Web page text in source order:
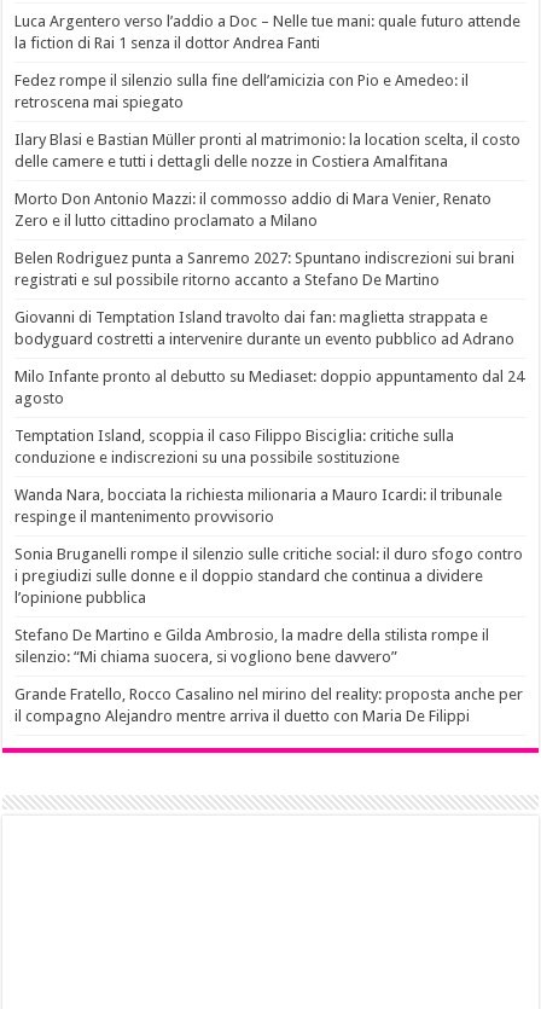
Luca Argentero verso l’addio a Doc – Nelle tue mani: quale futuro attende
la fiction di Rai 1 senza il dottor Andrea Fanti
Fedez rompe il silenzio sulla fine dell’amicizia con Pio e Amedeo: il
retroscena mai spiegato
Ilary Blasi e Bastian Müller pronti al matrimonio: la location scelta, il costo
delle camere e tutti i dettagli delle nozze in Costiera Amalfitana
Morto Don Antonio Mazzi: il commosso addio di Mara Venier, Renato
Zero e il lutto cittadino proclamato a Milano
Belen Rodriguez punta a Sanremo 2027: Spuntano indiscrezioni sui brani
registrati e sul possibile ritorno accanto a Stefano De Martino
Giovanni di Temptation Island travolto dai fan: maglietta strappata e
bodyguard costretti a intervenire durante un evento pubblico ad Adrano
Milo Infante pronto al debutto su Mediaset: doppio appuntamento dal 24
agosto
Temptation Island, scoppia il caso Filippo Bisciglia: critiche sulla
conduzione e indiscrezioni su una possibile sostituzione
Wanda Nara, bocciata la richiesta milionaria a Mauro Icardi: il tribunale
respinge il mantenimento provvisorio
Sonia Bruganelli rompe il silenzio sulle critiche social: il duro sfogo contro
i pregiudizi sulle donne e il doppio standard che continua a dividere
l’opinione pubblica
Stefano De Martino e Gilda Ambrosio, la madre della stilista rompe il
silenzio: “Mi chiama suocera, si vogliono bene davvero”
Grande Fratello, Rocco Casalino nel mirino del reality: proposta anche per
il compagno Alejandro mentre arriva il duetto con Maria De Filippi